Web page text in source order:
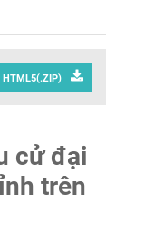
HTML5(.ZIP)
cử đại
trên